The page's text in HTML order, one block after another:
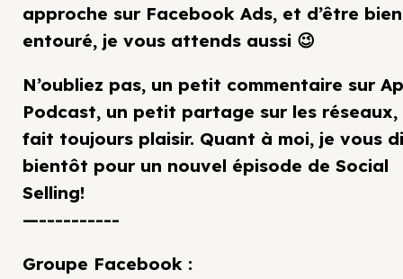
approche sur Facebook Ads, et d’être bien
entouré, je vous attends aussi 😉
N’oubliez pas, un petit commentaire sur
Podcast, un petit partage sur les réseaux,
fait toujours plaisir. Quant à moi, je vous
bientôt pour un nouvel épisode de Social
Selling!
—----------
Groupe Facebook :